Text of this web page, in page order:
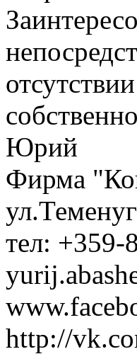
Юрий
Фирма
тел: +359-
http://